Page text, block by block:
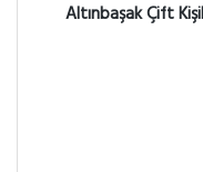
Altınbaşak Çift